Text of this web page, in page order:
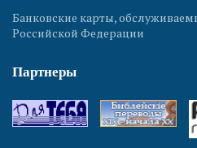
Банковские карты,
Российской Федерации
Партнеры